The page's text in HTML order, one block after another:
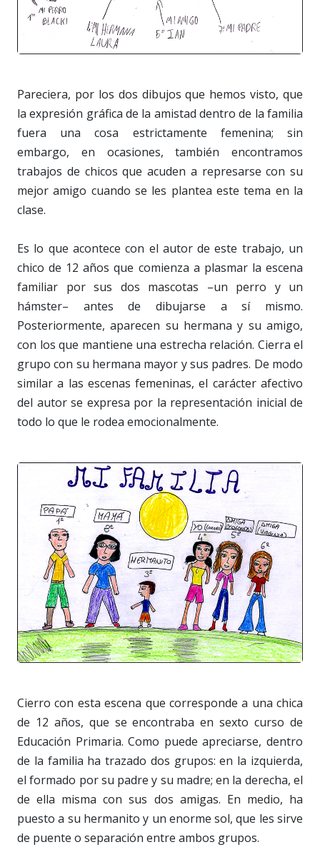
Pareciera, por los dos dibujos que hemos visto, que
la expresión gráfica de la amistad dentro de la familia
fuera una cosa estrictamente femenina; sin
embargo, en ocasiones, también encontramos
trabajos de chicos que acuden a represarse con su
mejor amigo cuando se les plantea este tema en la
clase.
Es lo que acontece con el autor de este trabajo, un
chico de 12 años que comienza a plasmar la escena
familiar por sus dos mascotas –un perro y un
hámster– antes de dibujarse a sí mismo.
Posteriormente, aparecen su hermana y su amigo,
con los que mantiene una estrecha relación. Cierra el
grupo con su hermana mayor y sus padres. De modo
similar a las escenas femeninas, el carácter afectivo
del autor se expresa por la representación inicial de
todo lo que le rodea emocionalmente.
Cierro con esta escena que corresponde a una chica
de 12 años, que se encontraba en sexto curso de
Educación Primaria. Como puede apreciarse, dentro
de la familia ha trazado dos grupos: en la izquierda,
el formado por su padre y su madre; en la derecha, el
de ella misma con sus dos amigas. En medio, ha
puesto a su hermanito y un enorme sol, que les sirve
de puente o separación entre ambos grupos.